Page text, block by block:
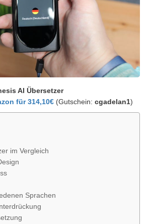
AI Übersetzer
für 314,10€ (Gutschein: cgadelan1)
im Vergleich
Sprachen